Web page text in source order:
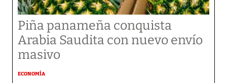
Piña panameña conquista
Arabia Saudita con nuevo envío
masivo
ECONOMÍA